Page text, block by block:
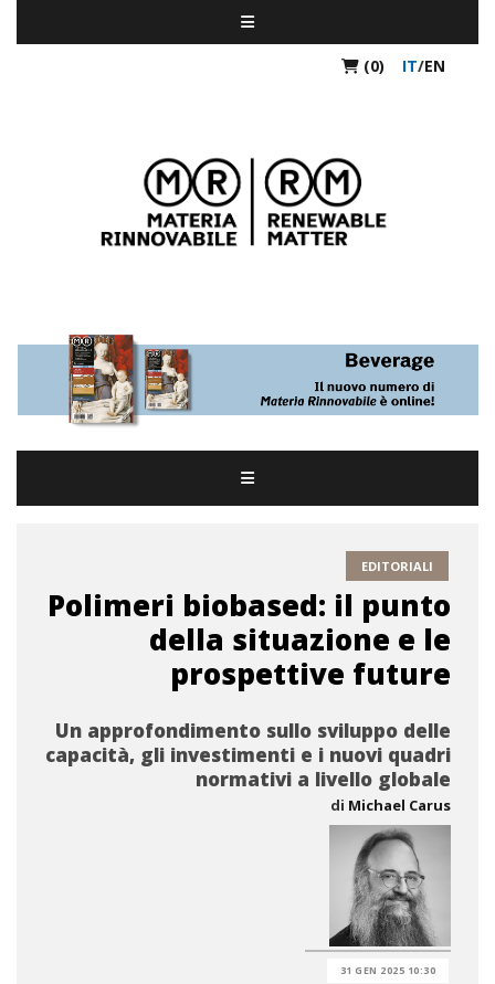
(0) IT/EN
EDITORIALI
Polimeri biobased: il punto
della situazione e le
prospettive future
Un approfondimento sullo sviluppo delle
capacità, gli investimenti e i nuovi quadri
normativi a livello globale
di Michael Carus
31 GEN 2025 10:30